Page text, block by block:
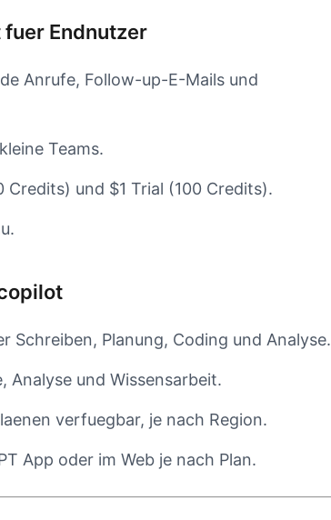
Endnutzer
Anrufe, Follow-up-E-Mails und
Teams.
und $1 Trial (100 Credits).
Planung, Coding und Analyse.
und Wissensarbeit.
verfuegbar, je nach Region.
App oder im Web je nach Plan.